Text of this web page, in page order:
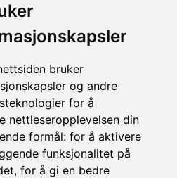
bruker
og andre
for å
nettleseropplevelsen din
formål: for å aktivere
funksjonalitet på
, for å gi en bedre